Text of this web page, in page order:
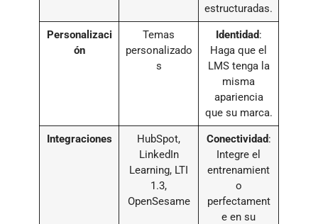
estructuradas.
Personalizaci
ón
Temas
personalizado
s
Identidad:
Haga que el
LMS tenga la
misma
apariencia
que su marca.
Integraciones
HubSpot,
LinkedIn
Learning, LTI
1.3,
OpenSesame
Conectividad:
Integre el
entrenamient
o
perfectament
e en su